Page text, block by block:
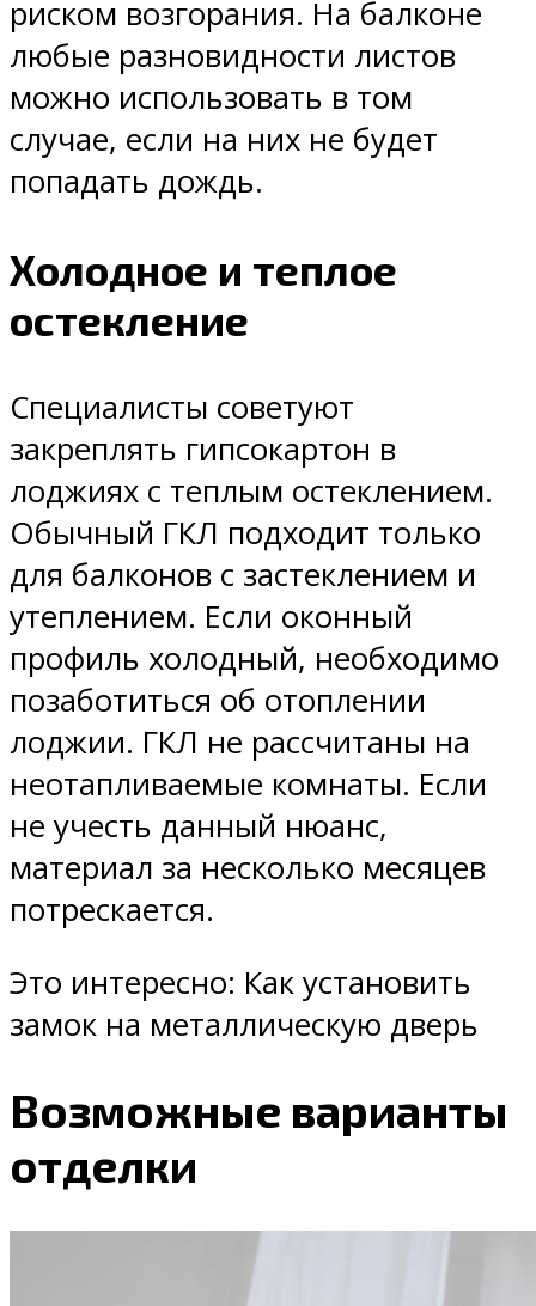
риском возгорания. На балконе
любые разновидности листов
можно использовать в том
случае, если на них не будет
попадать дождь.
Холодное и теплое
остекление
Специалисты советуют
закреплять гипсокартон в
лоджиях с теплым остеклением.
Обычный ГКЛ подходит только
для балконов с застеклением и
утеплением. Если оконный
профиль холодный, необходимо
позаботиться об отоплении
лоджии. ГКЛ не рассчитаны на
неотапливаемые комнаты. Если
не учесть данный нюанс,
материал за несколько месяцев
потрескается.
Это интересно: Как установить
замок на металлическую дверь
Возможные варианты
отделки